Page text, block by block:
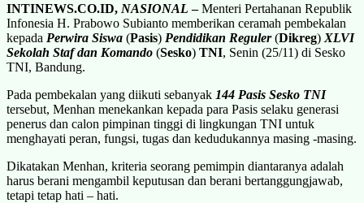
INTINEWS.CO.ID, NASIONAL –Menteri Pertahanan Republik
Infonesia H. Prabowo Subianto memberikan ceramah pembekalan
kepada Perwira Siswa (Pasis) Pendidikan Reguler (Dikreg) XLVI
Sekolah Staf dan Komando (Sesko) TNI, Senin (25/11) di Sesko
TNI, Bandung.
Pada pembekalan yang diikuti sebanyak 144 Pasis Sesko TNI
tersebut, Menhan menekankan kepada para Pasis selaku generasi
penerus dan calon pimpinan tinggi di lingkungan TNI untuk
menghayati peran, fungsi, tugas dan kedudukannya masing -masing.
Dikatakan Menhan, kriteria seorang pemimpin diantaranya adalah
harus berani mengambil keputusan dan berani bertanggungjawab,
tetapi tetap hati – hati.